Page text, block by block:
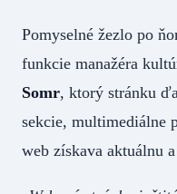
Pomyselné žezlo po
funkcie manažéra
Somr, ktorý stránku
sekcie, multimediálne
web získava aktuálnu